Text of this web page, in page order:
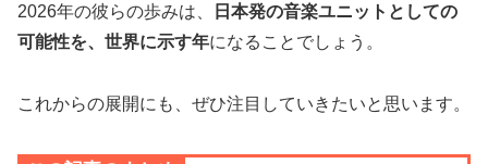
2026年の彼らの歩みは、
日本発の音楽ユニットとしての
可能性を、世界に示す年になることでしょう。
これからの展開にも、ぜひ注目していきたいと思います。